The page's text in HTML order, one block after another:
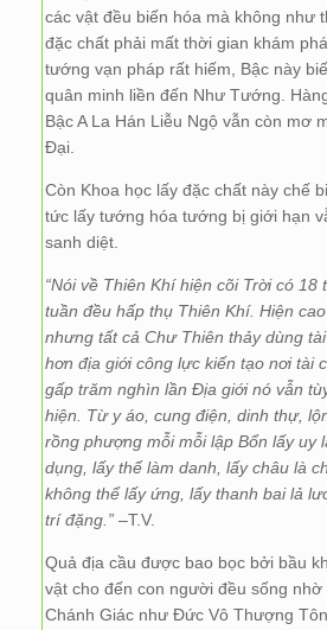
các vật đều biến hóa mà không như
đặc chất phải mất thời gian khám
tướng vạn pháp rất hiếm, Bậc này
quân minh liền đến Như Tướng.
Bậc A La Hán Liễu Ngộ vẫn còn mơ
Đại.
Còn Khoa học lấy đặc chất này chế
tức lấy tướng hóa tướng bị giới hạn
sanh diệt.
“Nói về Thiên Khí hiện cõi Trời có 18
tuần đều hấp thụ Thiên Khí. Hiện
nhưng tất cả Chư Thiên thảy dùng
hơn địa giới công lực kiến tạo nơi tài
gấp trăm nghìn lần Địa giới nó vẫn
hiện. Từ y áo, cung điện, dinh thự,
rồng phượng mỗi mỗi lập Bổn lấy uy
dụng, lấy thế làm danh, lấy châu là
không thể lấy ứng, lấy thanh bai lả
trí đặng.” –T.V.
Quả địa cầu được bao bọc bởi bầu
vật cho đến con người đều sống
Chánh Giác như Đức Vô Thượng